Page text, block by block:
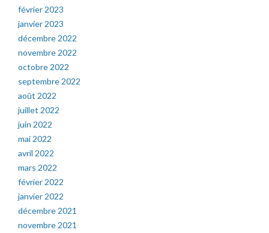
février 2023
janvier 2023
décembre 2022
novembre 2022
octobre 2022
septembre 2022
août 2022
juillet 2022
juin 2022
mai 2022
avril 2022
mars 2022
février 2022
janvier 2022
décembre 2021
novembre 2021